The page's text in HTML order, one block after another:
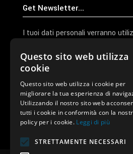
I tuoi dati personali verranno
l'elaborazione della richiesta e
nella nostraprivacy policy
Ho letto e accetto la privacy
Invia I Dati
Questo sito web utilizza
cookie
Questo sito web utilizza i cookie per
migliorare la tua esperienza di
Utilizzando il nostro sito web
tutti i cookie in conformità con la
policy per i cookie. Leggi di più
STRETTAMENTE NECESSARI